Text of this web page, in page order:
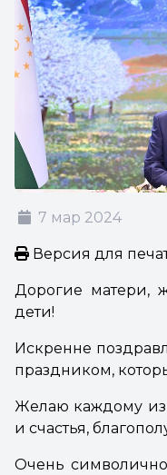
7 мар 2024
Версия для
Дорогие матери,
дети!
Искренне
праздником,
Желаю каждому из
и счастья,
Очень